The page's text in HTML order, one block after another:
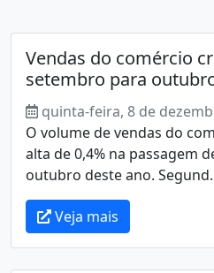
Vendas do comércio
setembro para
quinta-feira, 8 de
O volume de vendas do
alta de 0,4% na passagem
outubro deste ano.
Veja mais